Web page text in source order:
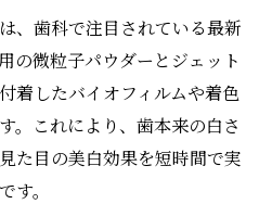
オフィルム除去法
バイオフィルム除去の重
オフィルム対策に有効な
、歯科で注目されている最新
の微粒子パウダーとジェット
着したバイオフィルムや着色
。これにより、歯本来の白さ
た目の美白効果を短時間で実
す。